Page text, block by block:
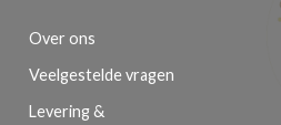
Over ons
Veelgestelde vragen
Levering &